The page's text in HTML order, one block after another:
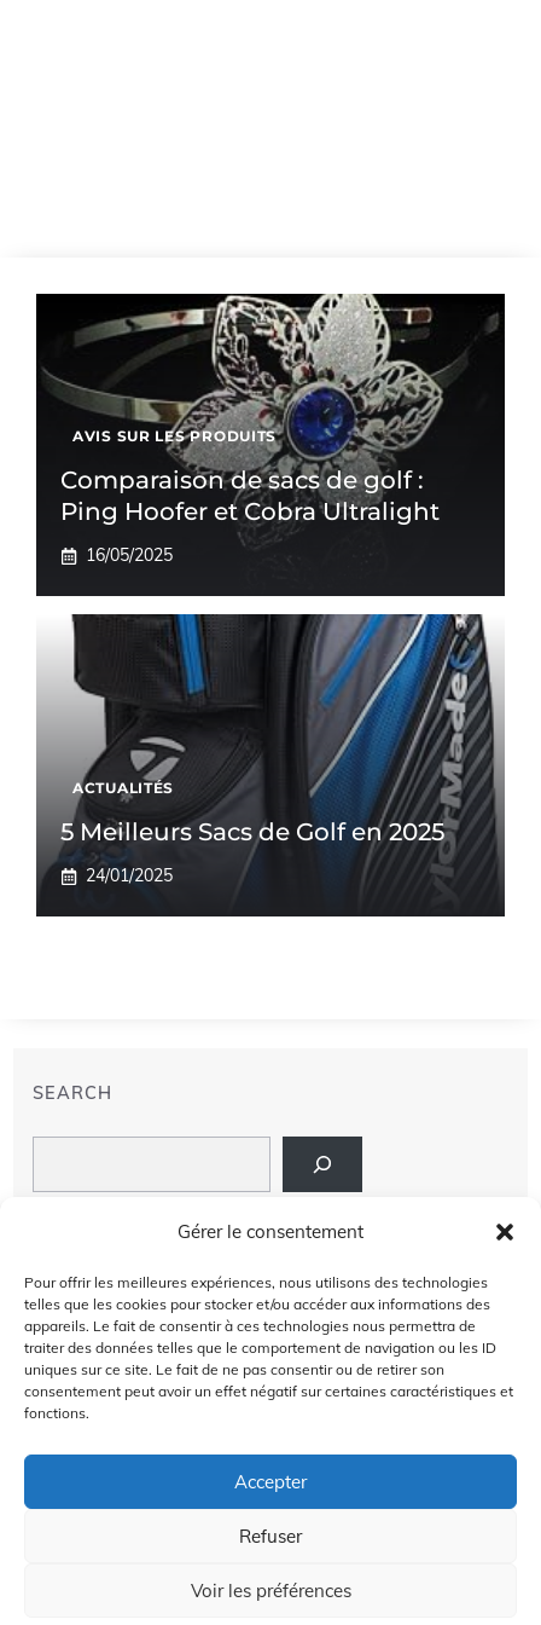
Gérer le consentement
Pour offrir les meilleures expériences, nous utilisons des technologies
telles que les cookies pour stocker et/ou accéder aux informations des
appareils. Le fait de consentir à ces technologies nous permettra de
traiter des données telles que le comportement de navigation ou les ID
uniques sur ce site. Le fait de ne pas consentir ou de retirer son
consentement peut avoir un effet négatif sur certaines caractéristiques et
fonctions.
Accepter
Refuser
Voir les préférences
AVIS SUR LES PRODUITS
Comparaison de sacs de golf :
Ping Hoofer et Cobra Ultralight
16/05/2025
ACTUALITÉS
5 Meilleurs Sacs de Golf en 2025
24/01/2025
SEARCH
À PROPOS DE NOUS
AVIS DE NON-RESPONSABILITÉ
2024 @Copyright by